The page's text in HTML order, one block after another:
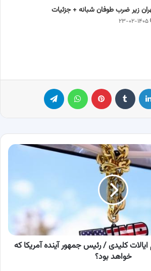
زیر ضرب طوفان شبانه + جزئیات
۲۳-۰۲-۱۴۰۵
لینکدین ‫تامبلر پینترست
ایالات کلیدی / رئیس جمهور آینده آمریکا که
خواهد بود؟